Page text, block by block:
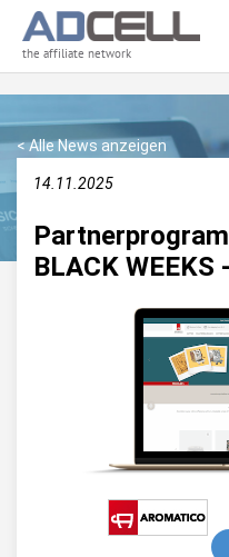
the affiliate network
< Alle News anzeigen
14.11.2025
BLACK